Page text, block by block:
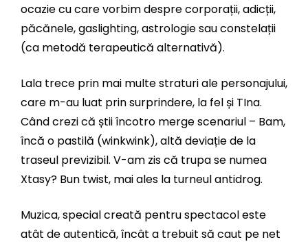
ocazie cu care vorbim despre corporații, adicții,
păcănele, gaslighting, astrologie sau constelații
(ca metodă terapeutică alternativă).
Lala trece prin mai multe straturi ale personajului,
care m-au luat prin surprindere, la fel și TIna.
Când crezi că știi încotro merge scenariul – Bam,
încă o pastilă (winkwink), altă deviație de la
traseul previzibil. V-am zis că trupa se numea
Xtasy? Bun twist, mai ales la turneul antidrog.
Muzica, special creată pentru spectacol este
atât de autentică, încât a trebuit să caut pe net